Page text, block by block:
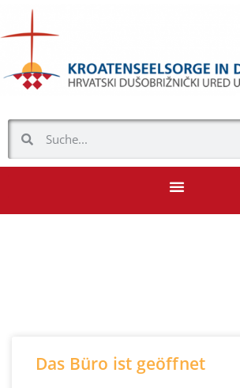
Das Büro ist geöffnet